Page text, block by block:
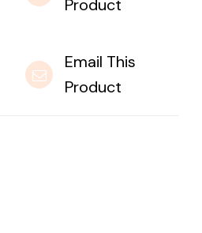
Product
Email This
Product